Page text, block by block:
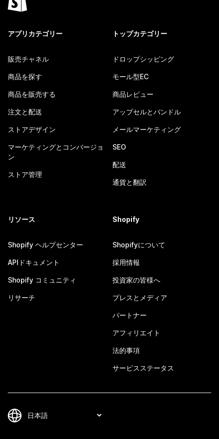
アプリカテゴリー
販売チャネル
商品を探す
商品を販売する
注文と配送
ストアデザイン
マーケティングとコンバージョ
ン
ストア管理
トップカテゴリー
ドロップシッピング
モール型EC
商品レビュー
アップセルとバンドル
メールマーケティング
SEO
配送
通貨と翻訳
リソース
Shopify ヘルプセンター
APIドキュメント
Shopify コミュニティ
リサーチ
Shopify
Shopifyについて
採用情報
投資家の皆様へ
プレスとメディア
パートナー
アフィリエイト
法的事項
サービスステータス